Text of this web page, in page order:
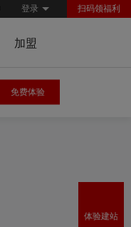
扫码领福利
登录
加盟
免费体验
体验建站